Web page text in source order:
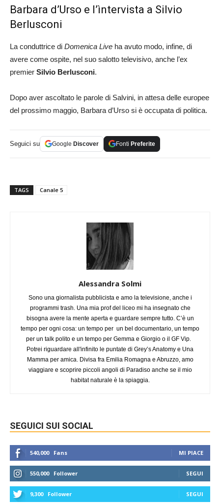
Barbara d’Urso e l’ìntervista a Silvio
Berlusconi
La conduttrice di Domenica Live ha avuto modo, infine, di
avere come ospite, nel suo salotto televisivo, anche l’ex
premier Silvio Berlusconi.
Dopo aver ascoltato le parole di Salvini, in attesa delle europee
del prossimo maggio, Barbara d’Urso si è occupata di politica.
Seguici su Google Discover Fonti Preferite
TAGS Canale 5
Alessandra Solmi
Sono una giornalista pubblicista e amo la televisione, anche i
programmi trash. Una mia prof del liceo mi ha insegnato che
bisogna avere la mente aperta e guardare sempre tutto. C’è un
tempo per ogni cosa: un tempo per un bel documentario, un tempo
per un talk polito e un tempo per Gemma e Giorgio o il GF Vip.
Potrei riguardare all'infinito le puntate di Grey’s Anatomy e Una
Mamma per amica. Divisa fra Emilia Romagna e Abruzzo, amo
viaggiare e scoprire piccoli angoli di Paradiso anche se il mio
habitat naturale è la spiaggia.
SEGUICI SUI SOCIAL
540,000 Fans MI PIACE
550,000 Follower SEGUI
9,300 Follower SEGUI